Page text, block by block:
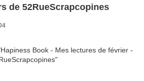
de 52RueScrapcopines